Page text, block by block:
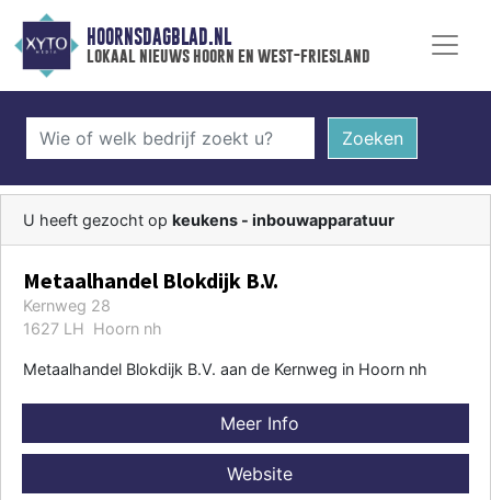
HOORNSDAGBLAD.NL
lokaal nieuws hoorn en west-friesland
Zoeken
U heeft gezocht op keukens - inbouwapparatuur
Metaalhandel Blokdijk B.V.
Kernweg 28
1627 LH Hoorn nh
Metaalhandel Blokdijk B.V. aan de Kernweg in Hoorn nh
Meer Info
Website